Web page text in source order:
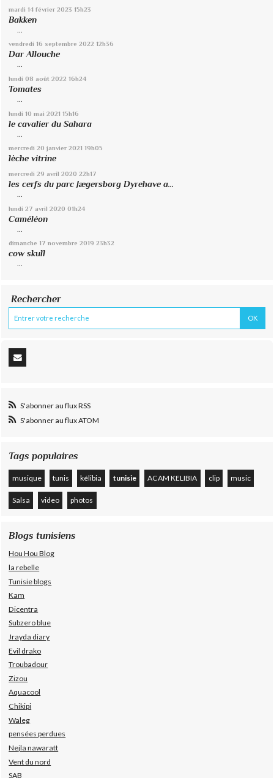
mardi 14 février 2023 15h23
Bakken
vendredi 16 septembre 2022 12h36
Dar Allouche
...
lundi 08 août 2022 16h24
Tomates
...
lundi 10 mai 2021 15h16
le cavalier du Sahara
mercredi 20 janvier 2021 19h05
lèche vitrine
mercredi 29 avril 2020 22h17
les cerfs du parc Jægersborg Dyrehave a...
lundi 27 avril 2020 01h24
Caméléon
dimanche 17 novembre 2019 23h32
cow skull
...
Rechercher
S'abonner au flux RSS
S'abonner au flux ATOM
Tags populaires
musique tunis kélibia tunisie ACAM KELIBIA clip music
Salsa video photos
Blogs tunisiens
Hou Hou Blog
la rebelle
Tunisie blogs
Kam
Dicentra
Subzero blue
Jrayda diary
Evil drako
Troubadour
Zizou
Aquacool
Chikipi
Waleg
pensées perdues
Nejla nawaratt
Vent du nord
SAB